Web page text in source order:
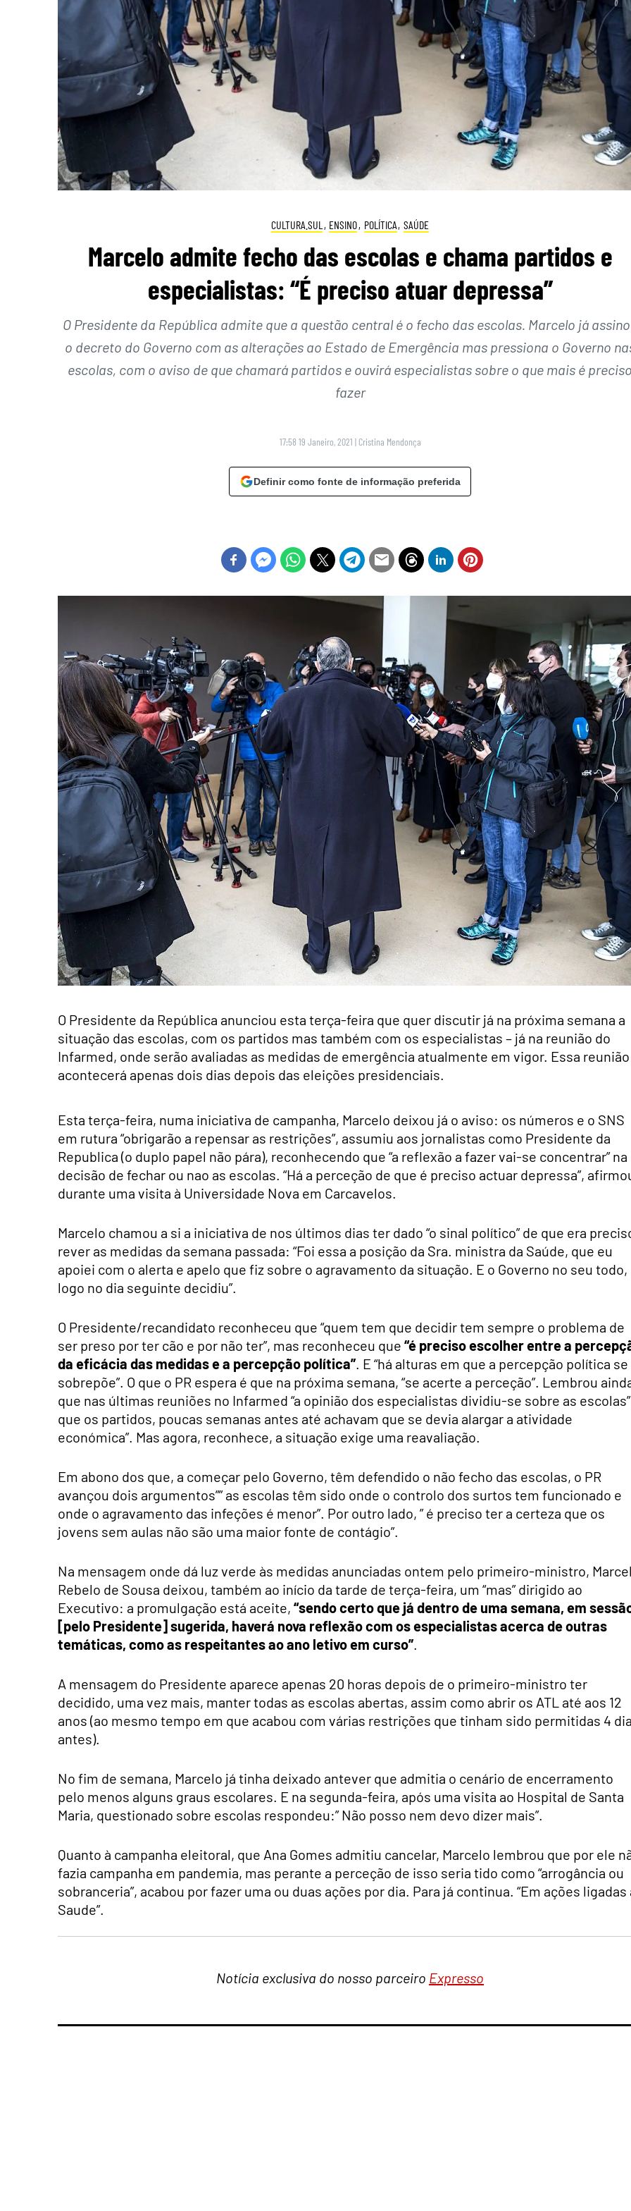
CULTURA.SUL , ENSINO, POLÍTICA, SAÚDE
Marcelo admite fecho das escolas e chama partidos e
especialistas: “É preciso atuar depressa”
O Presidente da República admite que a questão central é o fecho das escolas. Marcelo já
o decreto do Governo com as alterações ao Estado de Emergência mas pressiona o Governo
escolas, com o aviso de que chamará partidos e ouvirá especialistas sobre o que mais é preciso
fazer
17:58 19 Janeiro, 2021 | Cristina Mendonça
Definir como fonte de informação preferida
O Presidente da República anunciou esta terça-feira que quer discutir já na próxima semana a
situação das escolas, com os partidos mas também com os especialistas – já na reunião do
Infarmed, onde serão avaliadas as medidas de emergência atualmente em vigor. Essa reunião
acontecerá apenas dois dias depois das eleições presidenciais.
Esta terça-feira, numa iniciativa de campanha, Marcelo deixou já o aviso: os números e o SNS
em rutura “obrigarão a repensar as restrições”, assumiu aos jornalistas como Presidente da
Republica (o duplo papel não pára), reconhecendo que “a reflexão a fazer vai-se concentrar” na
decisão de fechar ou nao as escolas. “Há a perceção de que é preciso actuar depressa”,
durante uma visita à Universidade Nova em Carcavelos.
Marcelo chamou a si a iniciativa de nos últimos dias ter dado “o sinal político” de que era
rever as medidas da semana passada: “Foi essa a posição da Sra. ministra da Saúde, que eu
apoiei com o alerta e apelo que fiz sobre o agravamento da situação. E o Governo no seu todo,
logo no dia seguinte decidiu”.
O Presidente/recandidato reconheceu que “quem tem que decidir tem sempre o problema de
ser preso por ter cão e por não ter”, mas reconheceu que “é preciso escolher entre a
da eficácia das medidas e a percepção política”. E “há alturas em que a percepção política se
sobrepõe”. O que o PR espera é que na próxima semana, “se acerte a perceção”. Lembrou
que nas últimas reuniões no Infarmed “a opinião dos especialistas dividiu-se sobre as
que os partidos, poucas semanas antes até achavam que se devia alargar a atividade
económica”. Mas agora, reconhece, a situação exige uma reavaliação.
Em abono dos que, a começar pelo Governo, têm defendido o não fecho das escolas, o PR
avançou dois argumentos”” as escolas têm sido onde o controlo dos surtos tem funcionado e
onde o agravamento das infeções é menor”. Por outro lado, ” é preciso ter a certeza que os
jovens sem aulas não são uma maior fonte de contágio”.
Na mensagem onde dá luz verde às medidas anunciadas ontem pelo primeiro-ministro,
Rebelo de Sousa deixou, também ao início da tarde de terça-feira, um “mas” dirigido ao
Executivo: a promulgação está aceite, “sendo certo que já dentro de uma semana, em
[pelo Presidente] sugerida, haverá nova reflexão com os especialistas acerca de outras
temáticas, como as respeitantes ao ano letivo em curso”.
A mensagem do Presidente aparece apenas 20 horas depois de o primeiro-ministro ter
decidido, uma vez mais, manter todas as escolas abertas, assim como abrir os ATL até aos 12
anos (ao mesmo tempo em que acabou com várias restrições que tinham sido permitidas 4
antes).
No fim de semana, Marcelo já tinha deixado antever que admitia o cenário de encerramento
pelo menos alguns graus escolares. E na segunda-feira, após uma visita ao Hospital de Santa
Maria, questionado sobre escolas respondeu:” Não posso nem devo dizer mais”.
Quanto à campanha eleitoral, que Ana Gomes admitiu cancelar, Marcelo lembrou que por ele
fazia campanha em pandemia, mas perante a perceção de isso seria tido como “arrogância ou
sobranceria”, acabou por fazer uma ou duas ações por dia. Para já continua. “Em ações ligadas
Saude”.
Notícia exclusiva do nosso parceiro Expresso